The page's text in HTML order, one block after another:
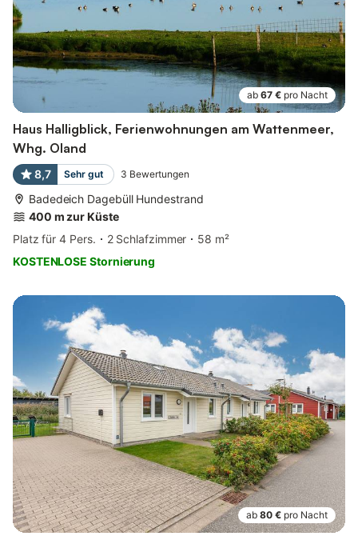
ab 67 € pro Nacht
Haus Halligblick, Ferienwohnungen am Wattenmeer,
Whg. Oland
8,7 Sehr gut 3 Bewertungen
Badedeich Dagebüll Hundestrand
400 m zur Küste
Platz für 4 Pers.
2 Schlafzimmer
58 m²
KOSTENLOSE Stornierung
ab 80 € pro Nacht